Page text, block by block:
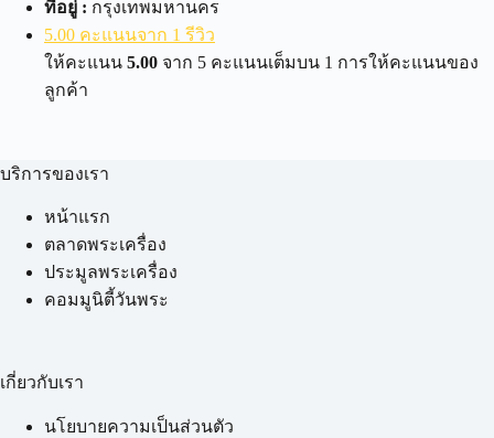
ที่อยู่ : กรุงเทพมหานคร
5.00 คะแนนจาก 1 รีวิว
ให้คะแนน 5.00 จาก 5 คะแนนเต็มบน 1 การให้คะแนนของ
ลูกค้า
บริการของเรา
หน้าแรก
ตลาดพระเครื่อง
ประมูลพระเครื่อง
คอมมูนิตี้วันพระ
เกี่ยวกับเรา
นโยบายความเป็นส่วนตัว